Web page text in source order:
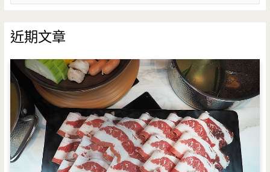
鍵
字
:
近期文章